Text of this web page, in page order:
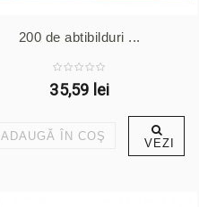
200 de abtibilduri ...
35,59 lei
ADAUGĂ ÎN COŞ VEZI